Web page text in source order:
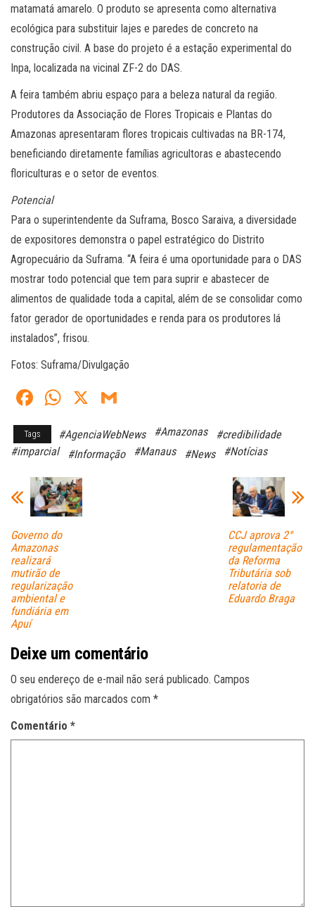
matamatá amarelo. O produto se apresenta como alternativa
ecológica para substituir lajes e paredes de concreto na
construção civil. A base do projeto é a estação experimental do
Inpa, localizada na vicinal ZF-2 do DAS.
A feira também abriu espaço para a beleza natural da região.
Produtores da Associação de Flores Tropicais e Plantas do
Amazonas apresentaram flores tropicais cultivadas na BR-174,
beneficiando diretamente famílias agricultoras e abastecendo
floriculturas e o setor de eventos.
Potencial
Para o superintendente da Suframa, Bosco Saraiva, a diversidade
de expositores demonstra o papel estratégico do Distrito
Agropecuário da Suframa. “A feira é uma oportunidade para o DAS
mostrar todo potencial que tem para suprir e abastecer de
alimentos de qualidade toda a capital, além de se consolidar como
fator gerador de oportunidades e renda para os produtores lá
instalados”, frisou.
Fotos: Suframa/Divulgação
Fa
ce
bo
W
ts
A
pp
X
ail
Tags #AgenciaWebNews #Amazonas
#credibilidade
#imparcial
#Informação #Manaus #News #Notícias
Governo do
Amazonas
realizará
mutirão de
regularização
ambiental e
fundiária em
Apuí
CCJ aprova 2°
regulamentação
da Reforma
Tributária sob
relatoria de
Eduardo Braga
Deixe um comentário
O seu endereço de e-mail não será publicado. Campos
obrigatórios são marcados com *
Comentário *